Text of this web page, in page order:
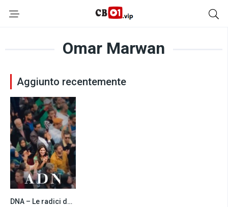
Omar Marwan
Aggiunto recentemente
5.9
DNA – Le radici dell’amore (2020)